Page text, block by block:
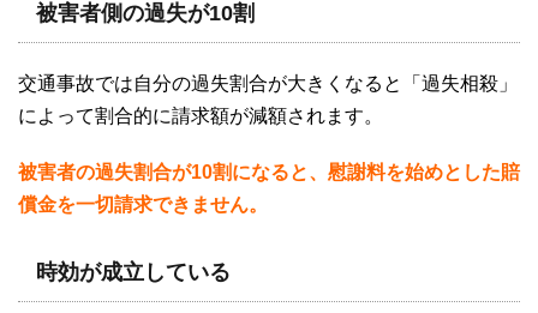
被害者側の過失が10割
交通事故では自分の過失割合が大きくなると「過失相殺」
によって割合的に請求額が減額されます。
被害者の過失割合が10割になると、慰謝料を始めとした賠
償金を一切請求できません。
時効が成立している